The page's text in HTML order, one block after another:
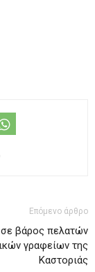
Επόμενο άρθρο
βάρος πελατών
γραφείων της
Καστοριάς